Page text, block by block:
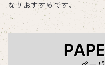
なりおすすめです。